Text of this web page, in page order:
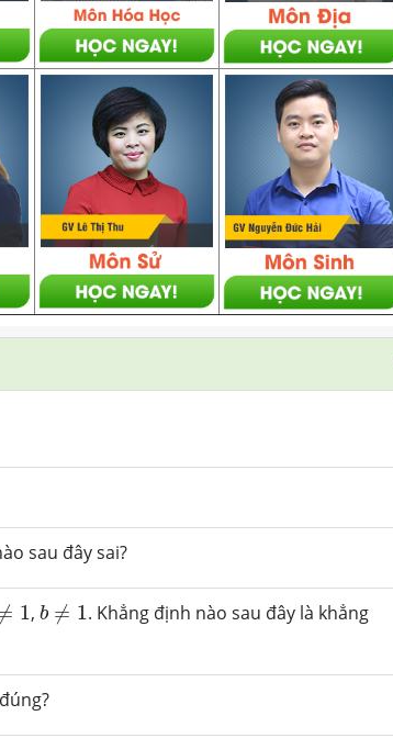
sau đây sai?
1
1 , b ≠ 1
b ≠1
. Khẳng định nào sau đây là khẳng